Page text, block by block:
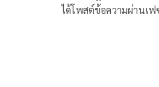
ได้โพสต์ข้อความผ่านเ